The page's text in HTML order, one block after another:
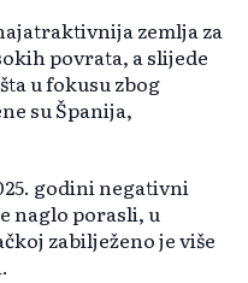
zemlja za
povrata, a slijede
u fokusu zbog
su Španija,
godini negativni
naglo porasli, u
zabilježeno je više